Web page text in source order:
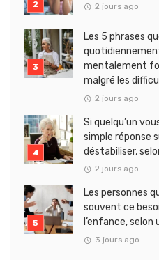
2 jours ago
Les 5 phrases
mentalement
malgré les
2 jours ago
Si quelqu’un
simple réponse
déstabiliser,
2 jours ago
Les personnes
souvent ce
l’enfance, selon
3 jours ago